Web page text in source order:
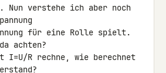
Nun verstehe ich aber noch
für eine Rolle spielt.
achten?
R rechne, wie berechnet